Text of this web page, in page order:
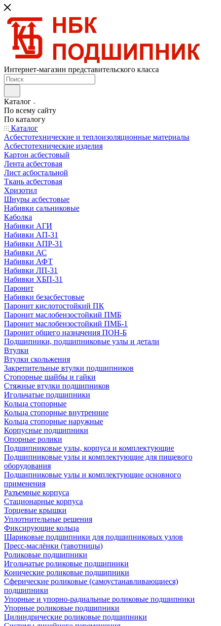
Интернет-магазин представительского класса
Каталог
По всему сайту
По каталогу
Каталог
Асбестотехнические и теплоизоляционные материалы
Асбестотехнические изделия
Картон асбестовый
Лента асбестовая
Лист асбостальной
Ткань асбестовая
Хризотил
Шнуры асбестовые
Набивки сальниковые
Каболка
Набивки АГИ
Набивки АП-31
Набивки АПР-31
Набивки АС
Набивки АФТ
Набивки ЛП-31
Набивки ХБП-31
Паронит
Набивки безасбестовые
Паронит кислотостойкий ПК
Паронит маслобензостойкий ПМБ
Паронит маслобензостойкий ПМБ-1
Паронит общего назначения ПОН-Б
Подшипники, подшипниковые узлы и детали
Втулки
Втулки скольжения
Закрепительные втулки подшипников
Стопорные шайбы и гайки
Стяжные втулки подшипников
Игольчатые подшипники
Кольца стопорные
Кольца стопорные внутренние
Кольца стопорные наружные
Корпусные подшипники
Опорные ролики
Подшипниковые узлы, корпуса и комплектующие
Подшипниковые узлы и комплектующие для пищевого
оборудования
Подшипниковые узлы и комплектующие основного
применения
Разъемные корпуса
Стационарные корпуса
Торцевые крышки
Уплотнительные решения
Фиксирующие кольца
Шариковые подшипники для подшипниковых узлов
Пресс-маслёнки (тавотницы)
Роликовые подшипники
Игольчатые роликовые подшипники
Конические роликовые подшипники
Сферические роликовые (самоустанавливающиеся)
подшипники
Упорные и упорно-радиальные роликовые подшипники
Упорные роликовые подшипники
Цилиндрические роликовые подшипники